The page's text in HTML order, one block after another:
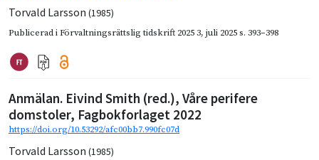
Torvald Larsson (1985)
Publicerad iFörvaltningsrättslig tidskrift 2025 3, juli 2025s. 393–398
Anmälan. Eivind Smith (red.), Våre perifere
domstoler, Fagbokforlaget 2022
https://doi.org/10.53292/afc00bb7.990fc07d
Torvald Larsson (1985)